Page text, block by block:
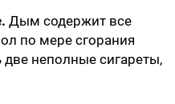
Дым содержит все
по мере сгорания
неполные сигареты,